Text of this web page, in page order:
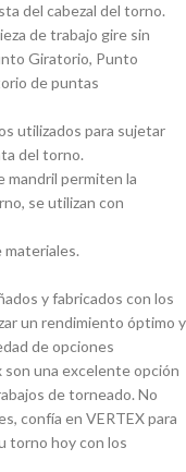
del cabezal del torno.
de trabajo gire sin
Giratorio, Punto
de puntas
utilizados para sujetar
del torno.
mandril permiten la
se utilizan con
materiales.
y fabricados con los
un rendimiento óptimo y
de opciones
una excelente opción
de torneado. No
confí­a en VERTEX para
torno hoy con los